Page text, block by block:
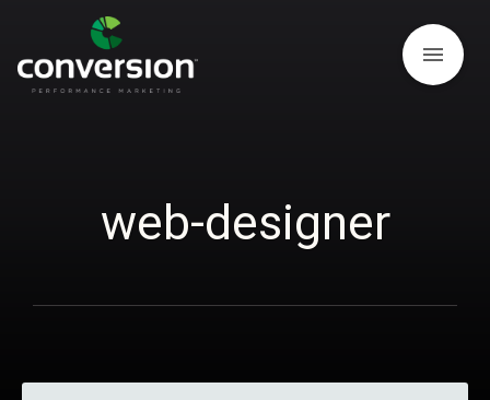
menu
web-designer